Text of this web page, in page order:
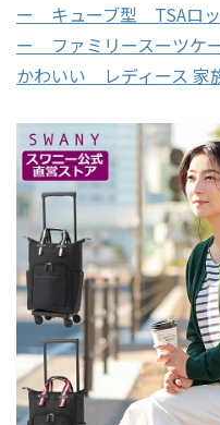
ー キューブ型 TSAロ
ー ファミリースーツケ
かわいい レディース